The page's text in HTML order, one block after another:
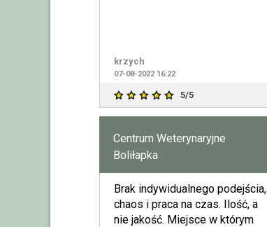
krzych
07-08-2022 16:22
5/5
Centrum Weterynaryjne
Boliłapka
Brak indywidualnego podejścia,
chaos i praca na czas. Ilość, a
nie jakość. Miejsce w którym